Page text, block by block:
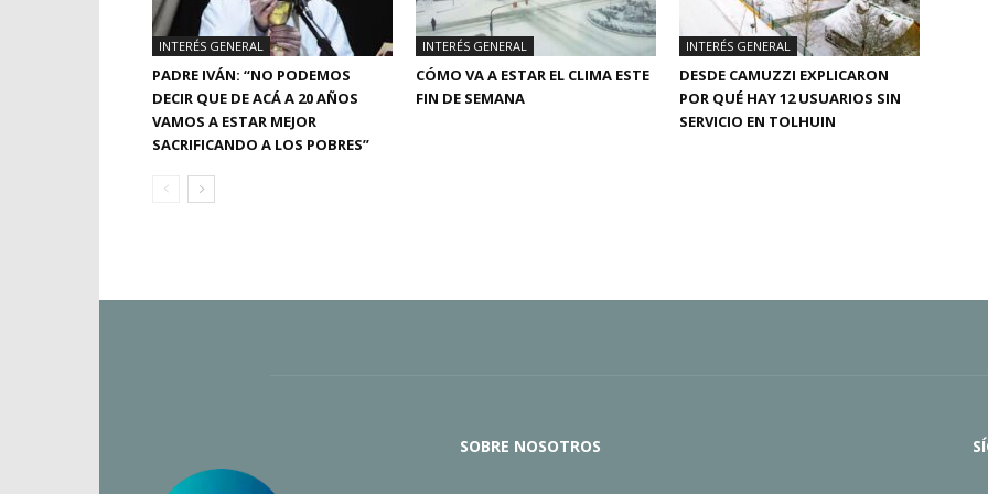
INTERÉS GENERAL
PADRE IVÁN: “NO PODEMOS
DECIR QUE DE ACÁ A 20 AÑOS
VAMOS A ESTAR MEJOR
SACRIFICANDO A LOS POBRES”
INTERÉS GENERAL
CÓMO VA A ESTAR EL CLIMA ESTE
FIN DE SEMANA
INTERÉS GENERAL
DESDE CAMUZZI EXPLICARON
POR QUÉ HAY 12 USUARIOS SIN
SERVICIO EN TOLHUIN
SOBRE NOSOTROS